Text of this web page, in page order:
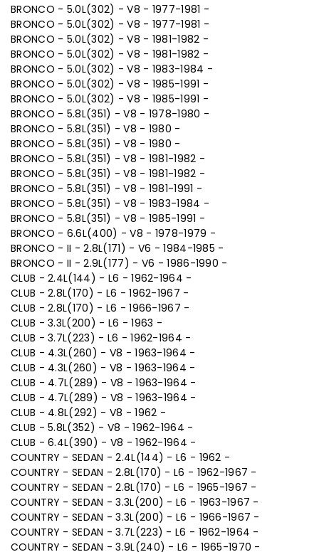
BRONCO - 5.0L(302) - V8 - 1977-1981 -
BRONCO - 5.0L(302) - V8 - 1977-1981 -
BRONCO - 5.0L(302) - V8 - 1981-1982 -
BRONCO - 5.0L(302) - V8 - 1981-1982 -
BRONCO - 5.0L(302) - V8 - 1983-1984 -
BRONCO - 5.0L(302) - V8 - 1985-1991 -
BRONCO - 5.0L(302) - V8 - 1985-1991 -
BRONCO - 5.8L(351) - V8 - 1978-1980 -
BRONCO - 5.8L(351) - V8 - 1980 -
BRONCO - 5.8L(351) - V8 - 1980 -
BRONCO - 5.8L(351) - V8 - 1981-1982 -
BRONCO - 5.8L(351) - V8 - 1981-1982 -
BRONCO - 5.8L(351) - V8 - 1981-1991 -
BRONCO - 5.8L(351) - V8 - 1983-1984 -
BRONCO - 5.8L(351) - V8 - 1985-1991 -
BRONCO - 6.6L(400) - V8 - 1978-1979 -
BRONCO - II - 2.8L(171) - V6 - 1984-1985 -
BRONCO - II - 2.9L(177) - V6 - 1986-1990 -
CLUB - 2.4L(144) - L6 - 1962-1964 -
CLUB - 2.8L(170) - L6 - 1962-1967 -
CLUB - 2.8L(170) - L6 - 1966-1967 -
CLUB - 3.3L(200) - L6 - 1963 -
CLUB - 3.7L(223) - L6 - 1962-1964 -
CLUB - 4.3L(260) - V8 - 1963-1964 -
CLUB - 4.3L(260) - V8 - 1963-1964 -
CLUB - 4.7L(289) - V8 - 1963-1964 -
CLUB - 4.7L(289) - V8 - 1963-1964 -
CLUB - 4.8L(292) - V8 - 1962 -
CLUB - 5.8L(352) - V8 - 1962-1964 -
CLUB - 6.4L(390) - V8 - 1962-1964 -
COUNTRY - SEDAN - 2.4L(144) - L6 - 1962 -
COUNTRY - SEDAN - 2.8L(170) - L6 - 1962-1967 -
COUNTRY - SEDAN - 2.8L(170) - L6 - 1965-1967 -
COUNTRY - SEDAN - 3.3L(200) - L6 - 1963-1967 -
COUNTRY - SEDAN - 3.3L(200) - L6 - 1966-1967 -
COUNTRY - SEDAN - 3.7L(223) - L6 - 1962-1964 -
COUNTRY - SEDAN - 3.9L(240) - L6 - 1965-1970 -